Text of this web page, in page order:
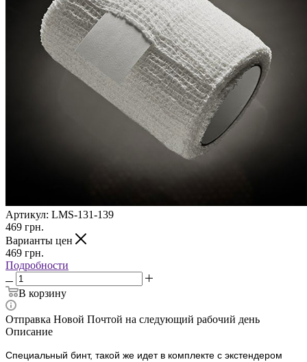
Артикул: LMS-131-139
469 грн.
Варианты цен
469 грн.
Подробности
В корзину
Отправка Новой Почтой на следующий рабочий день
Описание
Специальный бинт, такой же идет в комплекте с экстендером